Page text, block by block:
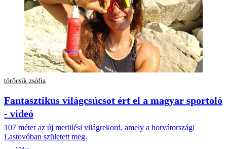
törőcsik zsófia
Fantasztikus világcsúcsot ért el a magyar sportoló
- videó
107 méter az új merülési világrekord, amely a horvátországi
Lastovóban született meg.